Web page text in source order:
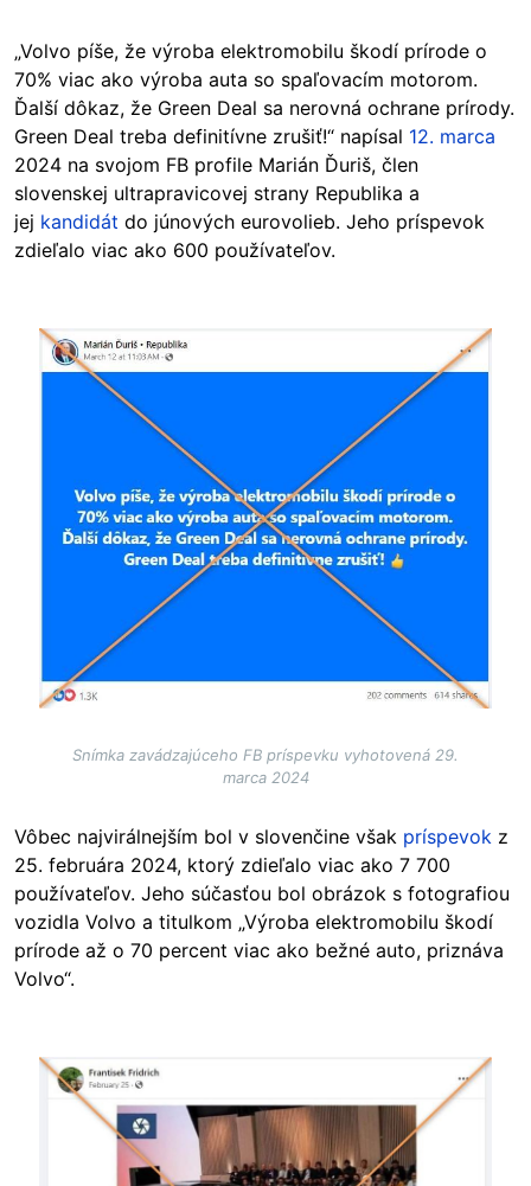
„Volvo píše, že výroba elektromobilu škodí prírode o
70% viac ako výroba auta so spaľovacím motorom.
Ďalší dôkaz, že Green Deal sa nerovná ochrane prírody.
Green Deal treba definitívne zrušiť!“ napísal 12. marca
2024 na svojom FB profile Marián Ďuriš, člen
slovenskej ultrapravicovej strany Republika a
jej kandidát do júnových eurovolieb. Jeho príspevok
zdieľalo viac ako 600 používateľov.
Image
Snímka zavádzajúceho FB príspevku vyhotovená 29.
marca 2024
Vôbec najvirálnejším bol v slovenčine však príspevok z
25. februára 2024, ktorý zdieľalo viac ako 7 700
používateľov. Jeho súčasťou bol obrázok s fotografiou
vozidla Volvo a titulkom „Výroba elektromobilu škodí
prírode až o 70 percent viac ako bežné auto, priznáva
Volvo“.
Image